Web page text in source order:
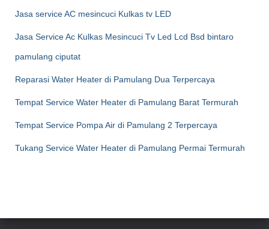
Jasa service AC mesincuci Kulkas tv LED
Jasa Service Ac Kulkas Mesincuci Tv Led Lcd Bsd bintaro
pamulang ciputat
Reparasi Water Heater di Pamulang Dua Terpercaya
Tempat Service Water Heater di Pamulang Barat Termurah
Tempat Service Pompa Air di Pamulang 2 Terpercaya
Tukang Service Water Heater di Pamulang Permai Termurah